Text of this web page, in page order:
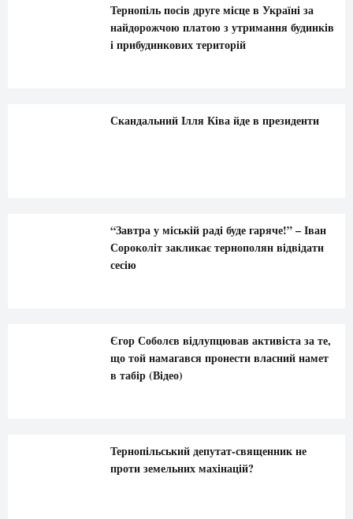
Тернопіль посів друге місце в Україні за
найдорожчою платою з утримання будинків
і прибудинкових територій
Скандальний Ілля Ківа йде в президенти
“Завтра у міській раді буде гаряче!” – Іван
Сороколіт закликає тернополян відвідати
сесію
Єгор Соболєв відлупцював активіста за те,
що той намагався пронести власний намет
в табір (Відео)
Тернопільський депутат-священник не
проти земельних махінацій?